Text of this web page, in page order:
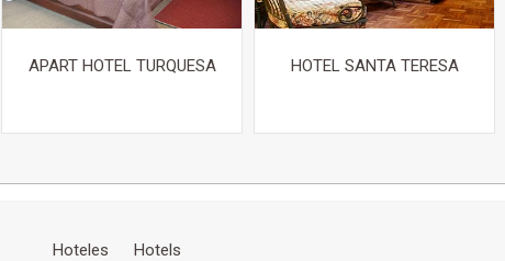
APART HOTEL TURQUESA HOTEL SANTA TERESA
Hoteles Hotels